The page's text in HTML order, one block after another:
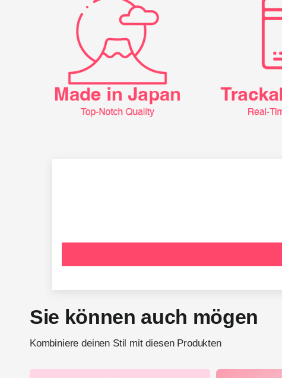
Sie können auch mögen
Kombiniere deinen Stil mit diesen Produkten